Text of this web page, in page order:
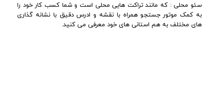
سئو محلی : که مانند تراکت هایی محلی است و شما کسب کار خود را
به کمک موتور جستجو همراه با نقشه و ادرس دقیق با نشانه گذاری
های مختلف به هم استانی های خود معرفی می کنید.